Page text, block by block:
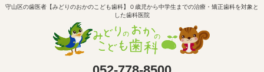
守山区の歯医者【みどりのおかのこども歯科】０歳児から中学生までの治療・矯正歯科を対象と
した歯科医院